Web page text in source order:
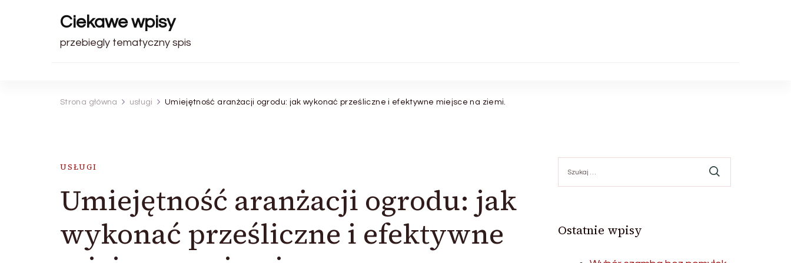
Ciekawe wpisy
przebiegly tematyczny spis
Strona główna usługi Umiejętność aranżacji ogrodu: jak wykonać prześliczne i efektywne miejsce na ziemi.
USŁUGI
Umiejętność aranżacji ogrodu: jak
wykonać prześliczne i efektywne
Ostatnie wpisy